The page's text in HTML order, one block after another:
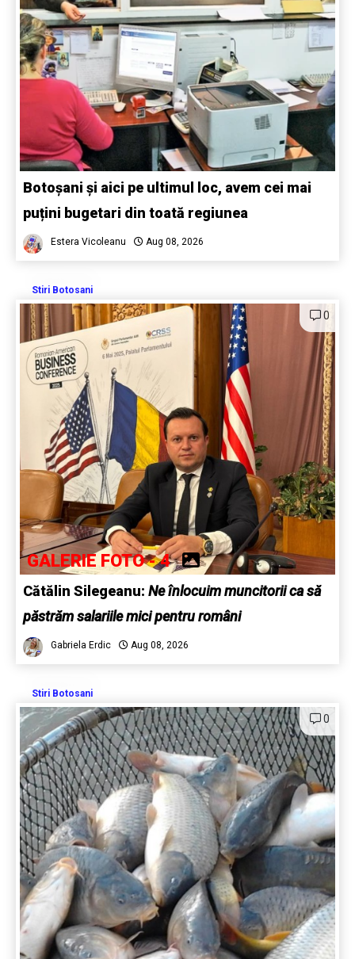
Botoșani și aici pe ultimul loc, avem cei mai
puțini bugetari din toată regiunea
Estera Vicoleanu Aug 08, 2026
Stiri Botosani
0
GALERIE FOTO - 4
Cătălin Silegeanu: Ne înlocuim muncitorii ca să
păstrăm salariile mici pentru români
Gabriela Erdic Aug 08, 2026
Stiri Botosani
0